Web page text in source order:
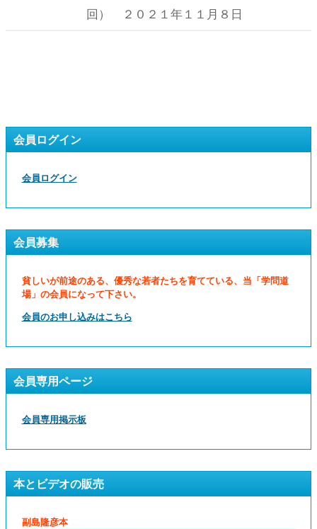
回） ２０２１年１１月８日
会員ログイン
会員ログイン
会員募集
貧しいが前途のある、優秀な若者たちを育てている、当「学問道
場」の会員になって下さい。
会員のお申し込みはこちら
会員専用ページ
会員専用掲示板
本とビデオの販売
副島隆彦本